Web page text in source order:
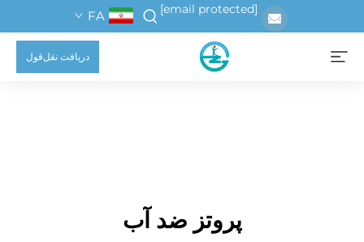
[email protected]
FA
دریافت نقل‌قول
پروتز ضد آب